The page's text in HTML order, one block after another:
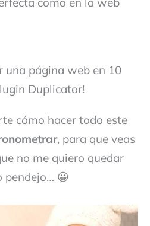
una página web en 10
Duplicator!
cómo hacer todo este
, para que veas
no me quiero quedar
pendejo… 😀